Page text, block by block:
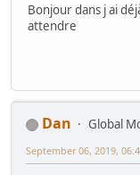
Bonjour dans j ai
attendre
Dan
Global
September 06, 2019,